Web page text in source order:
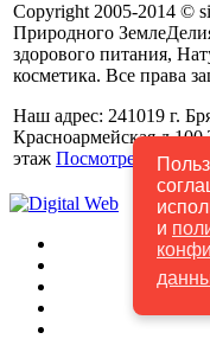
и
Copyright 2005-2014 ©
Природного
здорового питания,
косметика. Все права
Наш адрес: 241019 г.
Красноармейская
этаж Посмотреть на